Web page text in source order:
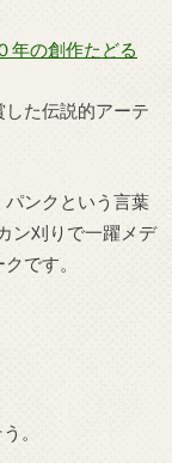
年の創作たどる
た伝説的アーテ
パンクという言葉
ン刈りで一躍メデ
です。
。